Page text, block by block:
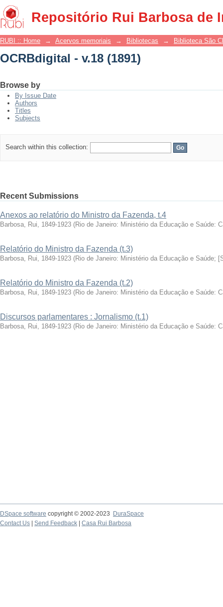
Repositório Rui Barbosa de
OCRBdigital - v.18 (1891)
RUBI :: Home → Acervos memoriais → Bibliotecas → Biblioteca São
OCRBdigital - v.18 (1891)
Browse by
By Issue Date
Authors
Titles
Subjects
Search within this collection:
Recent Submissions
Anexos ao relatório do Ministro da Fazenda, t.4
Barbosa, Rui, 1849-1923 (Rio de Janeiro: Ministério da Educação e Saúde:
Relatório do Ministro da Fazenda (t.3)
Barbosa, Rui, 1849-1923 (Rio de Janeiro: Ministério da Educação e Saúde;
Relatório do Ministro da Fazenda (t.2)
Barbosa, Rui, 1849-1923 (Rio de Janeiro: Ministério da Educação e Saúde:
Discursos parlamentares : Jornalismo (t.1)
Barbosa, Rui, 1849-1923 (Rio de Janeiro: Ministério da Educação e Saúde:
DSpace software copyright © 2002-2023
DuraSpace
Contact Us
Send Feedback Casa Rui Barbosa